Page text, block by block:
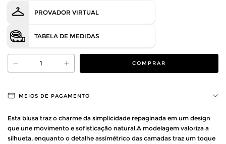
PROVADOR VIRTUAL
TABELA DE MEDIDAS
MEIOS DE PAGAMENTO
Esta blusa traz o charme da simplicidade repaginada em um design
que une movimento e sofisticação natural.A modelagem valoriza a
silhueta, enquanto o detalhe assimétrico das camadas traz um toque